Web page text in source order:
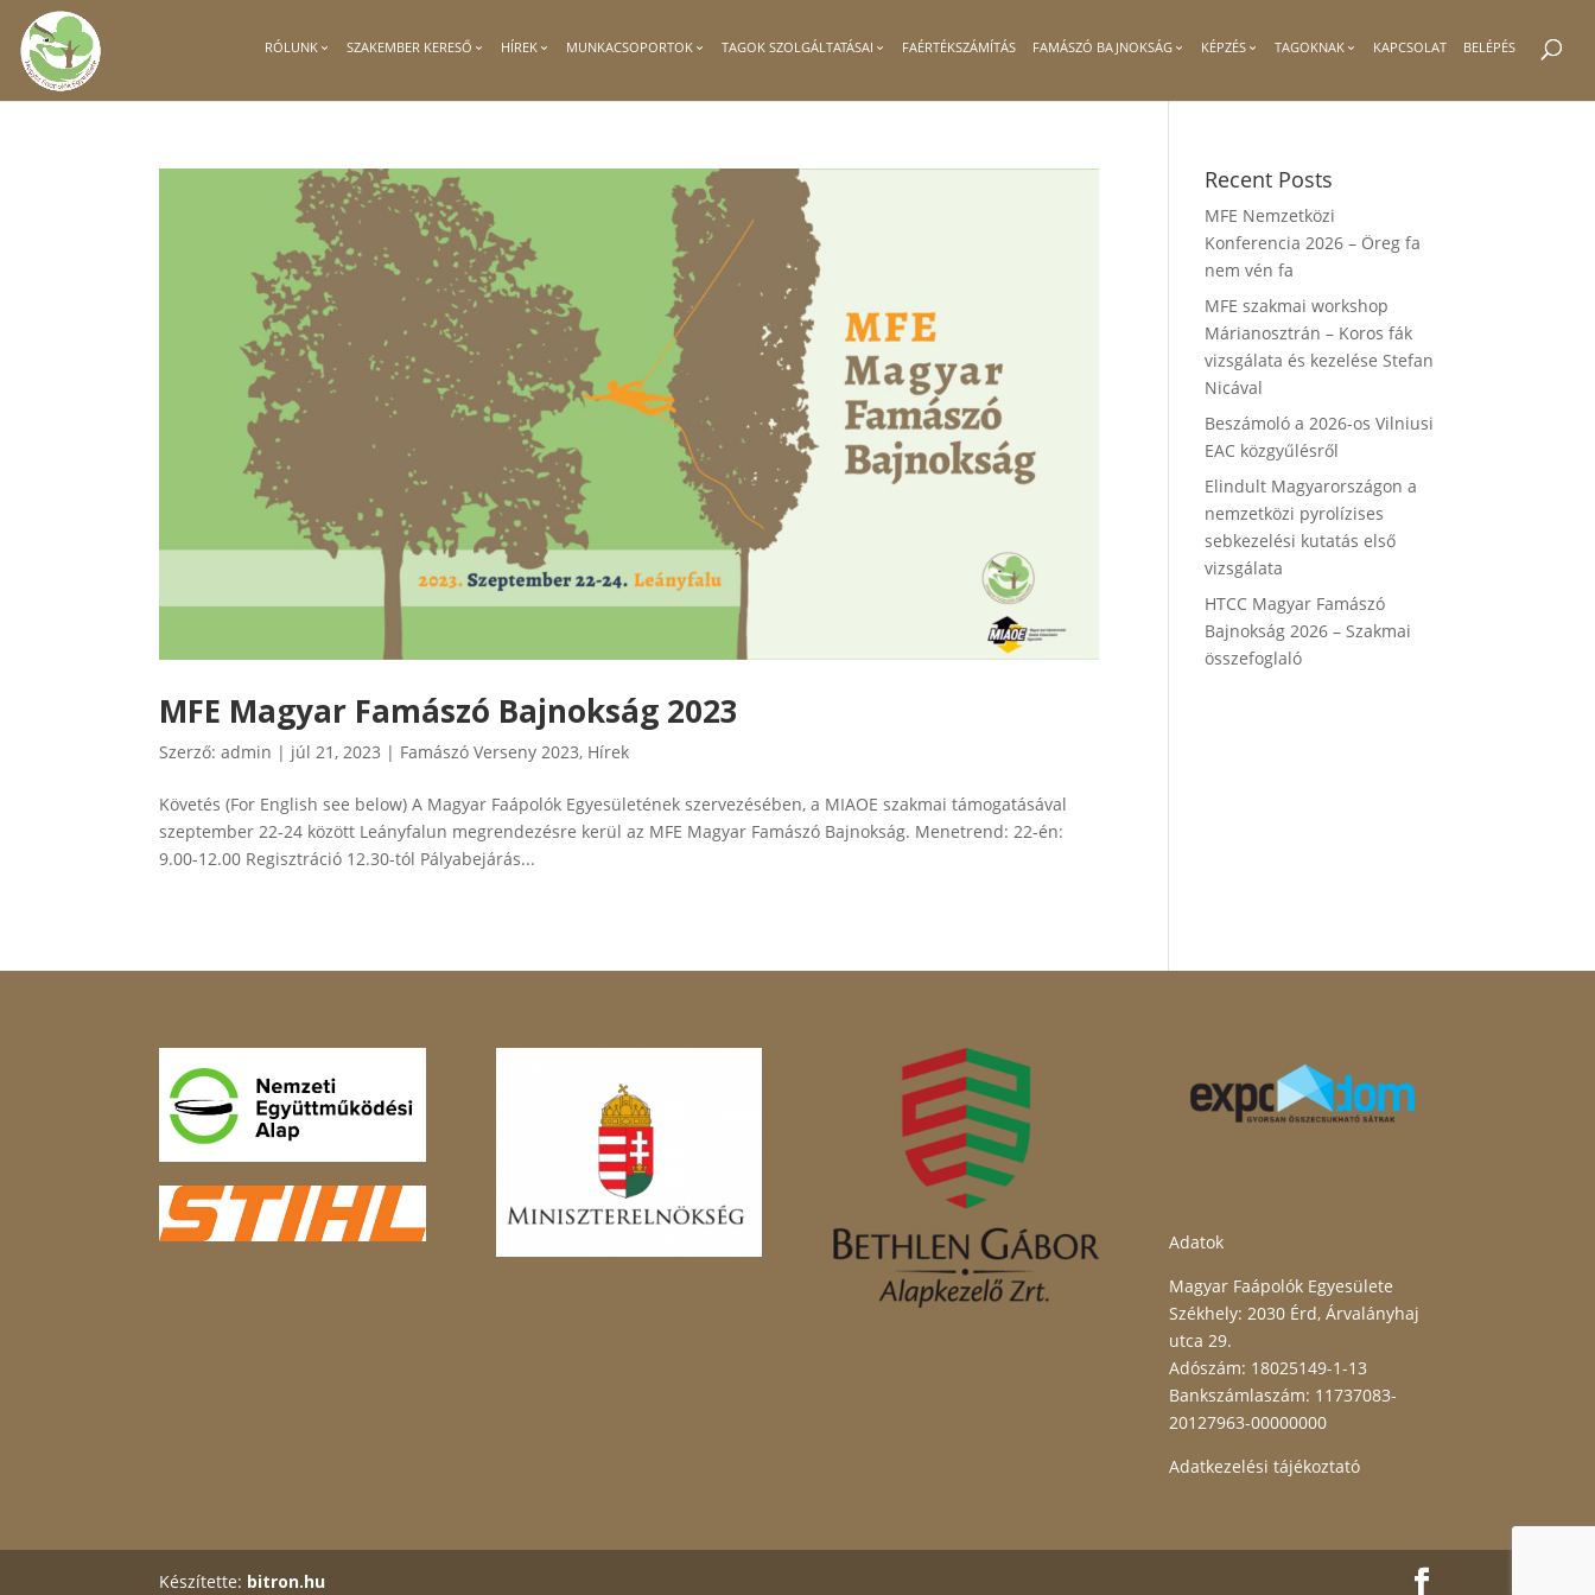
RÓLUNK SZAKEMBER KERESŐ HÍREK MUNKACSOPORTOK TAGOK SZOLGÁLTATÁSAI FAÉRTÉKSZÁMÍTÁS FAMÁSZÓ BAJNOKSÁG KÉPZÉS TAGOKNAK KAPCSOLAT BELÉPÉS
MFE Magyar Famászó Bajnokság 2023
Szerző:admin | júl 21, 2023 | Famászó Verseny 2023, Hírek
Követés (For English see below) A Magyar Faápolók Egyesületének szervezésében, a MIAOE szakmai támogatásával
szeptember 22-24 között Leányfalun megrendezésre kerül az MFE Magyar Famászó Bajnokság. Menetrend: 22-én:
9.00-12.00 Regisztráció 12.30-tól Pályabejárás...
Recent Posts
MFE Nemzetközi
Konferencia 2026 – Öreg fa
nem vén fa
MFE szakmai workshop
Márianosztrán – Koros fák
vizsgálata és kezelése Stefan
Nicával
Beszámoló a 2026-os Vilniusi
EAC közgyűlésről
Elindult Magyarországon a
nemzetközi pyrolízises
sebkezelési kutatás első
vizsgálata
HTCC Magyar Famászó
Bajnokság 2026 – Szakmai
összefoglaló
Adatok
Magyar Faápolók Egyesülete
Székhely: 2030 Érd, Árvalányhaj
utca 29.
Adószám: 18025149-1-13
Bankszámlaszám: 11737083-
20127963-00000000
Adatkezelési tájékoztató
Készítette: bitron.hu